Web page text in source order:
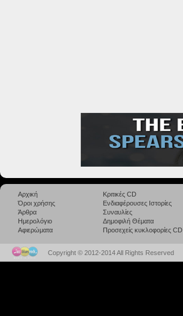
Αρχική
Όροι χρήσης
Άρθρα
Ημερολόγιο
Αφιερώματα
Κριτικές CD
Ενδιαφέρουσες Ιστορίες
Συναυλίες
Δημοφιλή Θέματα
Προσεχείς κυκλοφορίες CD
Copyright © 2012-2014 All Rights Reserved